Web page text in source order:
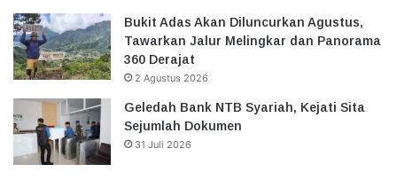
Bukit Adas Akan Diluncurkan Agustus,
Tawarkan Jalur Melingkar dan Panorama
360 Derajat
2 Agustus 2026
Geledah Bank NTB Syariah, Kejati Sita
Sejumlah Dokumen
31 Juli 2026